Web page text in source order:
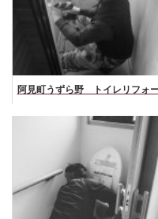
阿見町うずら野 トイレリフォ